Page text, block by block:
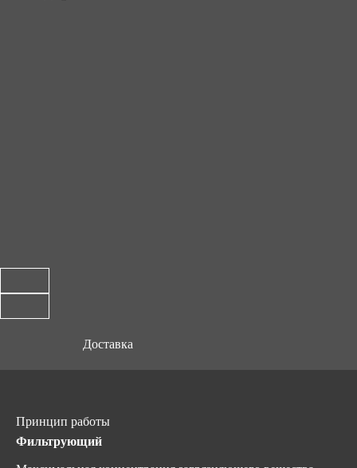
Доставка
Принцип работы
Фильтрующий